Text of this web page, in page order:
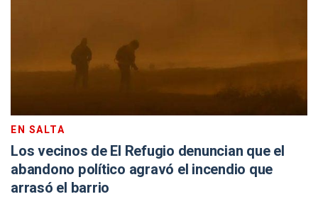
EN SALTA
Los vecinos de El Refugio denuncian que el
abandono político agravó el incendio que
arrasó el barrio